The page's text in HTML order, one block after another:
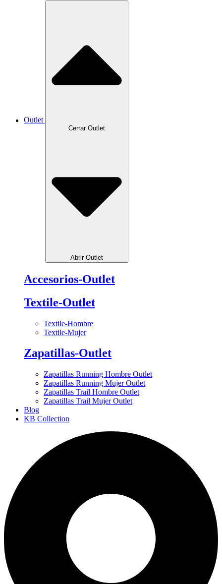
Outlet
Cerrar Outlet
Abrir Outlet
Accesorios-Outlet
Textile-Outlet
Textile-Hombre
Textile-Mujer
Zapatillas-Outlet
Zapatillas Running Hombre Outlet
Zapatillas Running Mujer Outlet
Zapatillas Trail Hombre Outlet
Zapatillas Trail Mujer Outlet
Blog
KB Collection